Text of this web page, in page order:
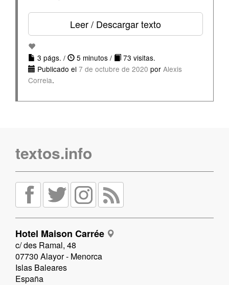
Leer / Descargar texto
3 págs. / 5 minutos /
73 visitas.
Publicado el 7 de octubre de 2020 por Alexis
Correia.
textos.info
Hotel Maison Carrée
c/ des Ramal, 48
07730 Alayor - Menorca
Islas Baleares
España